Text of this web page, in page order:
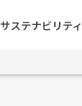
サステナビリティ